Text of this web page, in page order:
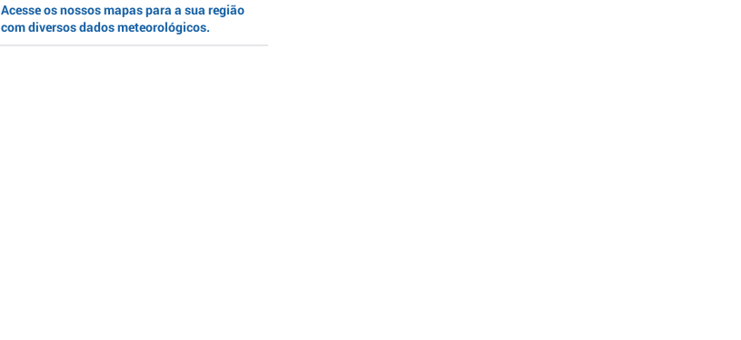
Acesse os nossos mapas para a sua região
com diversos dados meteorológicos.